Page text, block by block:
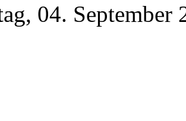
04. September